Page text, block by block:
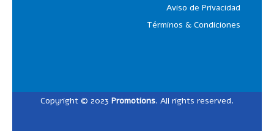
Aviso de Privacidad
Términos & Condiciones
Copyright © 2023 Promotions. All rights reserved.